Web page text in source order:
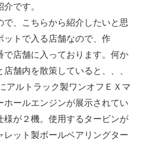
です。
、こちらから紹介したいと思
ットで入る店舗なので、作
店舗に入っております。何か
舗内を散策していると、、、
アルトラック製ワンオフＥＸマ
ールエンジンが展示されてい
様が２機。使用するタービンが
レット製ボールベアリングター